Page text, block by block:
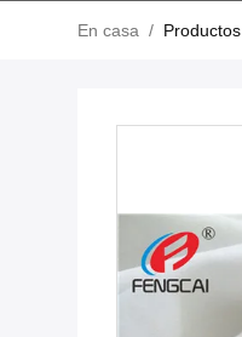
En casa / Productos